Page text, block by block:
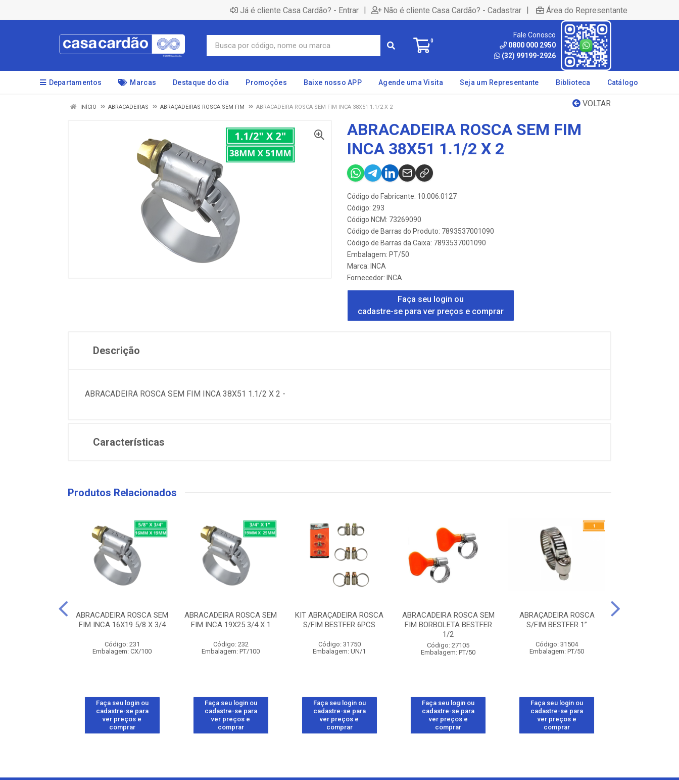
Já é cliente Casa Cardão? - Entrar | Não é cliente Casa Cardão? - Cadastrar | Área do Representante
0
Fale Conosco
0800 000 2950
(32) 99199-2926
Departamentos Marcas Destaque do dia Promoções Baixe nosso APP Agende uma Visita Seja um Representante Biblioteca Catálogo
VOLTAR
INÍCIO ABRACADEIRAS ABRAÇADEIRAS ROSCA SEM FIM ABRACADEIRA ROSCA SEM FIM INCA 38X51 1.1/2 X 2
ABRACADEIRA ROSCA SEM FIM
INCA 38X51 1.1/2 X 2
Código do Fabricante: 10.006.0127
Código: 293
Código NCM: 73269090
Código de Barras do Produto: 7893537001090
Código de Barras da Caixa: 7893537001090
Embalagem: PT/50
Marca: INCA
Fornecedor: INCA
Faça seu login ou
cadastre-se para ver preços e comprar
Descrição
ABRACADEIRA ROSCA SEM FIM INCA 38X51 1.1/2 X 2 -
Características
Produtos Relacionados
ABRACADEIRA ROSCA SEM
FIM INCA 16X19 5/8 X 3/4
Código: 231
Embalagem: CX/100
Faça seu login ou
cadastre-se para
ver preços e
comprar
ABRACADEIRA ROSCA SEM
FIM INCA 19X25 3/4 X 1
Código: 232
Embalagem: PT/100
Faça seu login ou
cadastre-se para
ver preços e
comprar
KIT ABRAÇADEIRA ROSCA
S/FIM BESTFER 6PCS
Código: 31750
Embalagem: UN/1
Faça seu login ou
cadastre-se para
ver preços e
comprar
ABRACADEIRA ROSCA SEM
FIM BORBOLETA BESTFER
1/2
Código: 27105
Embalagem: PT/50
Faça seu login ou
cadastre-se para
ver preços e
comprar
ABRAÇADEIRA ROSCA
S/FIM BESTFER 1”
Código: 31504
Embalagem: PT/50
Faça seu login ou
cadastre-se para
ver preços e
comprar